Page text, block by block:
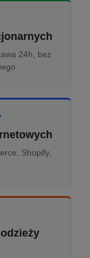
24h, bez
Shopify,